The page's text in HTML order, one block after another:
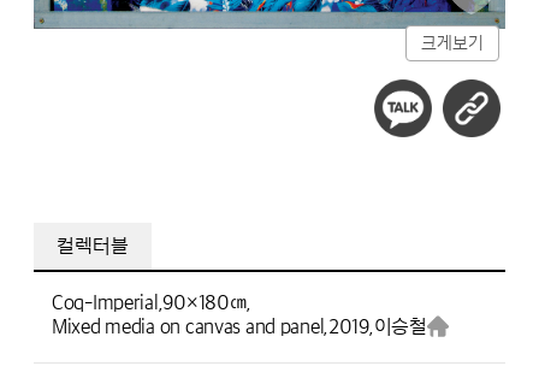
크게보기
컬렉터블
Coq-Imperial,90×180㎝,
Mixed media on canvas and panel, 2019, 이승철